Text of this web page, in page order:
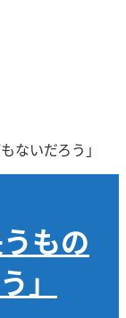
ないだろう」
もの
」